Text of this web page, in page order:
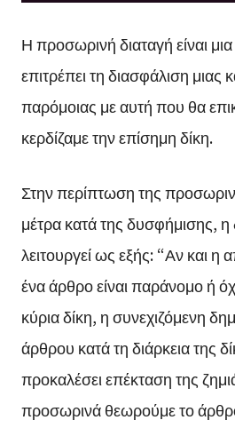
Η προσωρινή διαταγή είναι
επιτρέπει τη διασφάλιση μιας
παρόμοιας με αυτή που θα
κερδίζαμε την επίσημη δίκη.
Στην περίπτωση της
μέτρα κατά της δυσφήμισης, η
λειτουργεί ως εξής: “Αν και η
ένα άρθρο είναι παράνομο ή
κύρια δίκη, η συνεχιζόμενη
άρθρου κατά τη διάρκεια της
προκαλέσει επέκταση της
προσωρινά θεωρούμε το